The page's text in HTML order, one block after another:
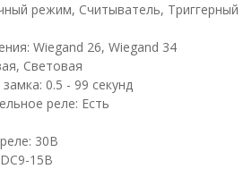
режим, Считыватель, Триггерный
Wiegand 26, Wiegand 34
Световая
0.5 - 99 секунд
реле: Есть
30В
15В